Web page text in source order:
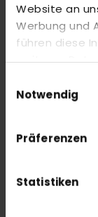
Website an
Werbung und
führen diese
weiteren
Nutzung der
Notwendig
Präferenzen
Statistiken
Markieren Sie die
oderAlle